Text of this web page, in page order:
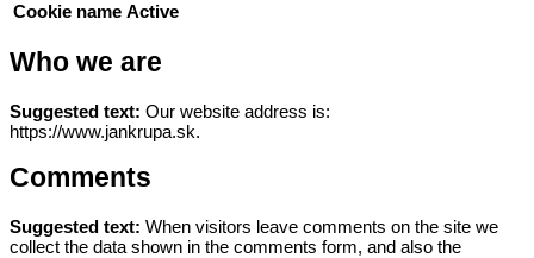
Cookie name Active
Who we are
Suggested text: Our website address is:
https://www.jankrupa.sk.
Comments
Suggested text: When visitors leave comments on the site we
collect the data shown in the comments form, and also the